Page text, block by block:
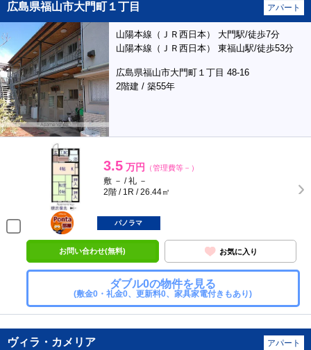
広島県福山市大門町１丁目 アパート
山陽本線（ＪＲ西日本） 大門駅/徒歩7分
山陽本線（ＪＲ西日本） 東福山駅/徒歩53分
広島県福山市大門町１丁目 48-16
2階建 / 築55年
3.5 万円 （管理費等－）
敷 － / 礼 －
2階 / 1R / 26.44㎡
ポンタ
部屋
パノラマ
お問い合わせ(無料) お気に入り
ダブル0の物件を見る
(敷金0・礼金0、更新料0、家具家電付きもあり)
ヴィラ・カメリア アパート